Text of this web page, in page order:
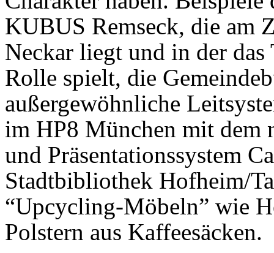
KUBUS Remseck, die am
Neckar liegt und in der das
Rolle spielt, die
außergewöhnliche
im HP8 München mit dem
und Präsentationssystem
Stadtbibliothek Hofheim/
“Upcycling-Möbeln” wie
Polstern aus Kaffeesäcken.